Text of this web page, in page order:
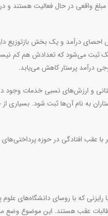
درآمد و یک بخش بازتوزیع
ثبت می‌شود که تعدادش هم کم
درآمد پرستار کاهش می‌یابد.
و ارزش‌های نسبی خدمات وجود
به نام آن‌ها ثبت شود. بسیاری
عقب افتادگی در حوزه
که با روسای دانشگاه‌های
عقب هستند. این موضوع وضع